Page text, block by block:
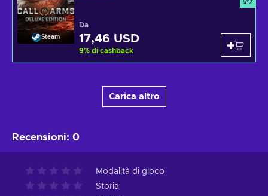
Steam
Da
17,46 USD
9% di cashback
Carica altro
Recensioni: 0
Modalità di gioco
Storia